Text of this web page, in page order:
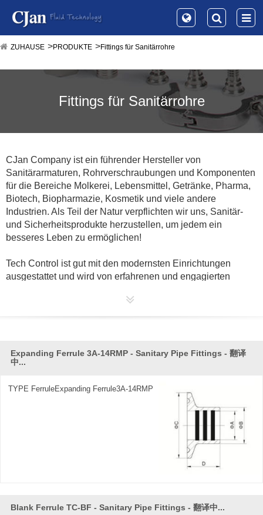
ZUHAUSE PRODUKTE Fittings für Sanitärrohre
Fittings für Sanitärrohre
CJan Company ist ein führender Hersteller von
Sanitärarmaturen, Rohrverschraubungen und Komponenten
für die Bereiche Molkerei, Lebensmittel, Getränke, Pharma,
Biotech, Biopharmazie, Kosmetik und viele andere
Industrien. Als Teil der Natur verpflichten wir uns, Sanitär-
und Sicherheitsprodukte herzustellen, um jedem ein
besseres Leben zu ermöglichen!
Tech Control ist gut mit den modernsten Einrichtungen
ausgestattet und wird von erfahrenen und engagierten
Wir sind glücklich und stolz darauf, dass unser Erfolg nicht
Kontrolle in jeder Produktionsphase. Mit solch einer
erfolgreichen Erfahrung bringen wir unsere Produkte mit den
Sicherheit, niedrigere Kosten, höhere Qualität, lange
Sanitärrohrarmaturen
, wird unter
strengster Materialkontrolle hergestellt und höchste
Präzision entwickelt , die Weltklasse - Hygienestandards
und Safty Anforderungen gerecht zu werden. Darüber
Rohrleitungsingenieuren bevorzugt. Tech Control bietet eine
Expanding Ferrule 3A-14RMP - Sanitary Pipe Fittings - 翻译
中...
TYPE FerruleExpanding Ferrule3A-14RMP
Blank Ferrule TC-BF - Sanitary Pipe Fittings - 翻译中...